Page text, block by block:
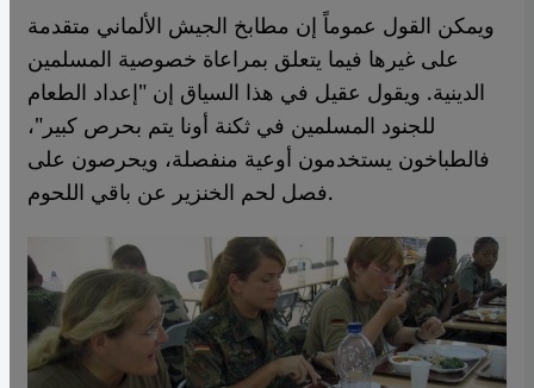
ويمكن القول عموماً إن مطابخ الجيش الألماني متقدمة
على غيرها فيما يتعلق بمراعاة خصوصية المسلمين
الدينية. ويقول عقيل في هذا السياق إن "إعداد الطعام
للجنود المسلمين في ثكنة أونا يتم بحرص كبير"،
فالطباخون يستخدمون أوعية منفصلة، ويحرصون على
فصل لحم الخنزير عن باقي اللحوم.